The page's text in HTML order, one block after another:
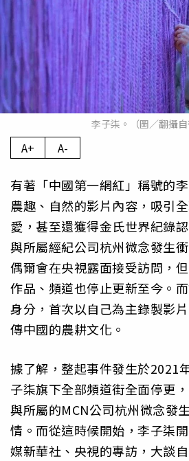
李子柒。（圖／翻攝自
A+ A-
有著「中國第一網紅」稱號的
農趣、自然的影片內容，吸引
愛，甚至還獲得金氏世界紀錄
與所屬經紀公司杭州微念發生
偶爾會在央視露面接受訪問，
作品、頻道也停止更新至今。
身分，首次以自己為主錄製影
傳中國的農耕文化。
據了解，整起事件發生於2021
子柒旗下全部頻道街全面停更
與所屬的MCN公司杭州微念發
情。而從這時候開始，李子柒
媒新華社、央視的專訪，大談